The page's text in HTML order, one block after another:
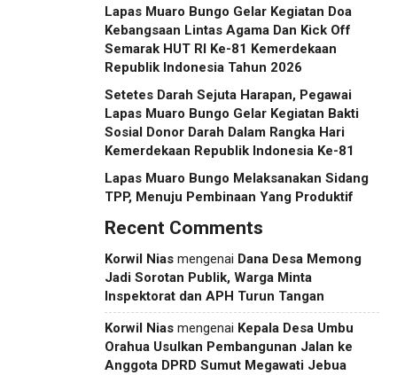
Lapas Muaro Bungo Gelar Kegiatan Doa
Kebangsaan Lintas Agama Dan Kick Off
Semarak HUT RI Ke-81 Kemerdekaan
Republik Indonesia Tahun 2026
Setetes Darah Sejuta Harapan, Pegawai
Lapas Muaro Bungo Gelar Kegiatan Bakti
Sosial Donor Darah Dalam Rangka Hari
Kemerdekaan Republik Indonesia Ke-81
Lapas Muaro Bungo Melaksanakan Sidang
TPP, Menuju Pembinaan Yang Produktif
Recent Comments
Korwil Nias mengenai Dana Desa Memong
Jadi Sorotan Publik, Warga Minta
Inspektorat dan APH Turun Tangan
Korwil Nias mengenai Kepala Desa Umbu
Orahua Usulkan Pembangunan Jalan ke
Anggota DPRD Sumut Megawati Jebua